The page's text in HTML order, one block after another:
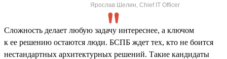
Ярослав Шелин, Chief IT Officer
Сложность делает любую задачу интереснее, а ключом
к ее решению остаются люди. БСПБ ждет тех, кто не боится
нестандартных архитектурных решений. Такие кандидаты